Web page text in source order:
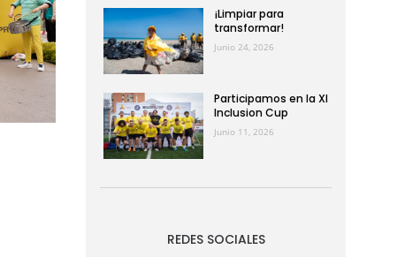
¡Limpiar para
transformar!
Junio 24, 2026
Participamos en la XI
Inclusion Cup
Junio 11, 2026
REDES SOCIALES